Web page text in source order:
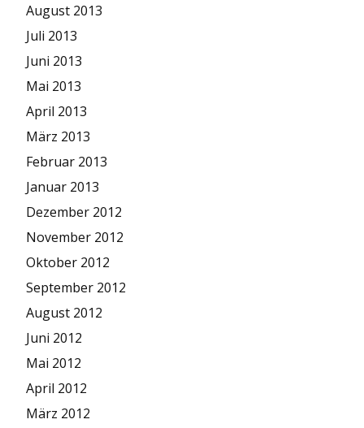
August 2013
Juli 2013
Juni 2013
Mai 2013
April 2013
März 2013
Februar 2013
Januar 2013
Dezember 2012
November 2012
Oktober 2012
September 2012
August 2012
Juni 2012
Mai 2012
April 2012
März 2012